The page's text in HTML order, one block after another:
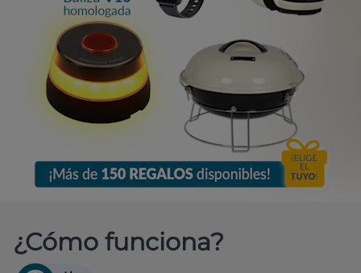
¿Cómo funciona?